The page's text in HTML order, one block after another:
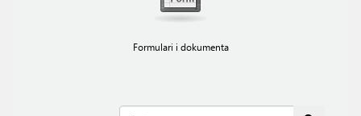
Formulari i dokumenta